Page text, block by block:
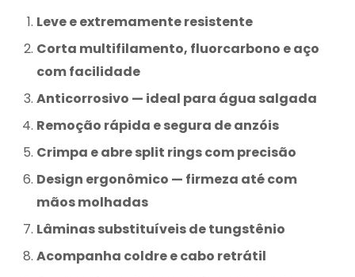
Leve e extremamente resistente
Corta multifilamento, fluorcarbono e aço
com facilidade
Anticorrosivo — ideal para água salgada
Remoção rápida e segura de anzóis
Crimpa e abre split rings com precisão
Design ergonômico — firmeza até com
mãos molhadas
Lâminas substituíveis de tungstênio
Acompanha coldre e cabo retrátil